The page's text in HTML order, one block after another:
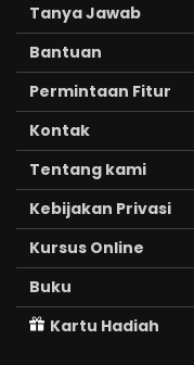
Tanya Jawab
Bantuan
Permintaan Fitur
Kontak
Tentang kami
Kebijakan Privasi
Kursus Online
Buku
Kartu Hadiah